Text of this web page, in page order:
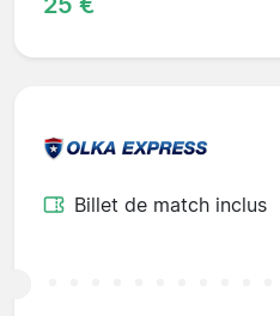
Billet de match inclus